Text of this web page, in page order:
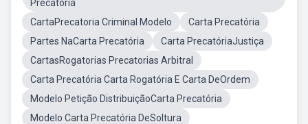
Precatória
CartaPrecatoria Criminal Modelo
Carta Precatória
Partes NaCarta Precatória
Carta PrecatóriaJustiça
CartasRogatorias Precatorias Arbitral
Carta Precatória Carta Rogatória E Carta DeOrdem
Modelo Petição DistribuiçãoCarta Precatória
Modelo Carta Precatória DeSoltura